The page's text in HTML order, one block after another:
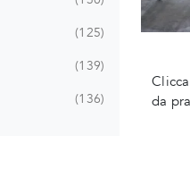
da
125
139
136